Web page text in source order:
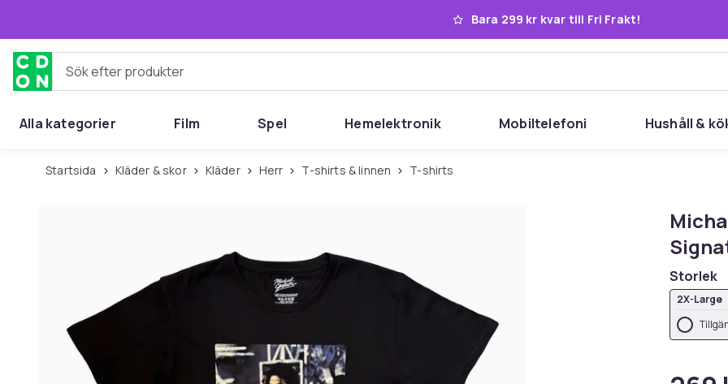
Bara 299 kr kvar till Fri Frakt!
Sök efter produkter
Alla kategorier Film Spel Hemelektronik Mobiltelefoni Hushåll &
Startsida Kläder & skor Kläder Herr T-shirts & linnen T-shirts
Storlek
2X-Large